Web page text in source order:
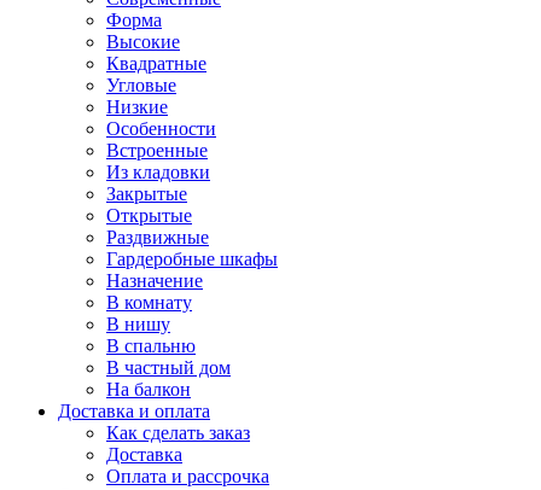
Форма
Высокие
Квадратные
Угловые
Низкие
Особенности
Встроенные
Из кладовки
Закрытые
Открытые
Раздвижные
Гардеробные шкафы
Назначение
В комнату
В нишу
В спальню
В частный дом
На балкон
Доставка и оплата
Как сделать заказ
Доставка
Оплата и рассрочка